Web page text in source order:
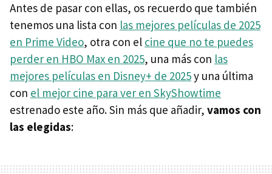
Antes de pasar con ellas, os recuerdo que también
tenemos una lista con las mejores películas de 2025
en Prime Video, otra con el cine que no te puedes
perder en HBO Max en 2025, una más con las
mejores películas en Disney+ de 2025y una última
con el mejor cine para ver en SkyShowtime
estrenado este año. Sin más que añadir, vamos con
las elegidas: